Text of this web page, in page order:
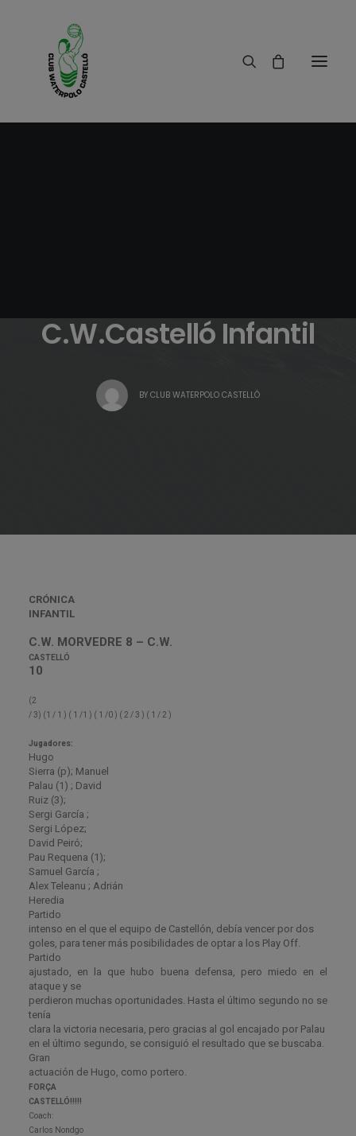
C.W.Castelló Infantil
BY CLUB WATERPOLO CASTELLÓ
CRÓNICA
INFANTIL
C.W. MORVEDRE 8 – C.W.
CASTELLÓ
10
(2
/ 3) (1 / 1 ) ( 1 /1 ) ( 1 /0 ) ( 2 / 3 ) ( 1 / 2 )
Jugadores:
Hugo
Sierra (p); Manuel
Palau (1) ; David
Ruiz (3);
Sergi García ;
Sergi López;
David Peiró;
Pau Requena (1 );
Samuel García ;
Alex Teleanu ; Adrián
Heredia
Partido
intenso en el que el equipo de Castellón, debía vencer por dos
goles, para tener más posibilidades de optar a los Play Off.
Partido
ajustado, en la que hubo buena defensa, pero miedo en el
ataque y se
perdieron muchas oportunidades. Hasta el último segundo no se
tenía
clara la victoria necesaria, pero gracias al gol encajado por Palau
en el último segundo, se consiguió el resultado que se buscaba.
Gran
actuación de Hugo, como portero.
FORÇA
CASTELLÓ!!!!!
Coach:
Carlos Nondgo